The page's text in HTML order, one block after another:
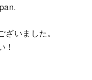
いました。
！